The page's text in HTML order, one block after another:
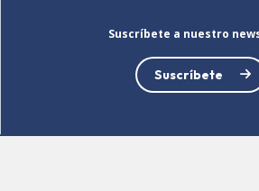
Suscríbete a nuestro
Suscríbete